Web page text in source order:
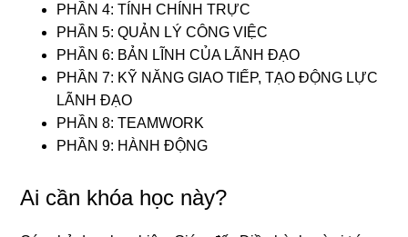
PHẦN 4: TÍNH CHÍNH TRỰC
PHẦN 5: QUẢN LÝ CÔNG VIỆC
PHẦN 6: BẢN LĨNH CỦA LÃNH ĐẠO
PHẦN 7: KỸ NĂNG GIAO TIẾP, TẠO ĐỘNG LỰC
LÃNH ĐẠO
PHẦN 8: TEAMWORK
PHẦN 9: HÀNH ĐỘNG
Ai cần khóa học này?